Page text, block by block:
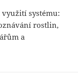
systému:
rostlin,
a